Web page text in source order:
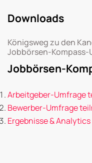
Downloads
Königsweg zu den
Jobbörsen-Kompass-
Jobbörsen-
Arbeitgeber-Umfrage
Bewerber-Umfrage
Ergebnisse & Analytics